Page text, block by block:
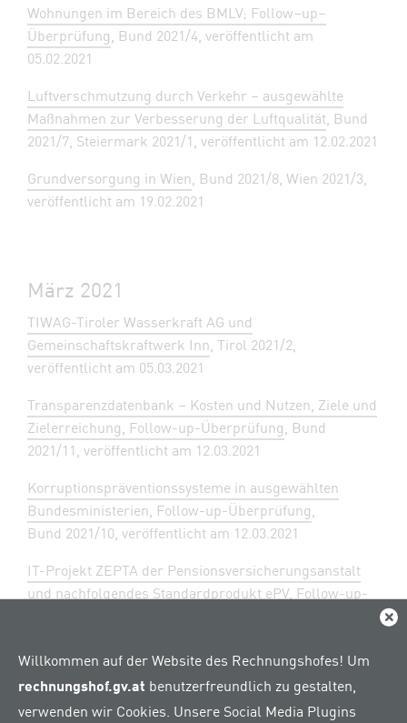
Willkommen auf der Website des Rechnungshofes! Um
rechnungshof.gv.at benutzerfreundlich zu gestalten,
verwenden wir Cookies. Unsere Social Media Plugins
Wohnungen im Bereich des BMLV; Follow–up–
Überprüfung, Bund 2021/4, veröffentlicht am
05.02.2021
Luftverschmutzung durch Verkehr – ausgewählte
Maßnahmen zur Verbesserung der Luftqualität, Bund
2021/7, Steiermark 2021/1, veröffentlicht am 12.02.2021
Grundversorgung in Wien, Bund 2021/8, Wien 2021/3,
veröffentlicht am 19.02.2021
März 2021
TIWAG-Tiroler Wasserkraft AG und
Gemeinschaftskraftwerk Inn, Tirol 2021/2,
veröffentlicht am 05.03.2021
Transparenzdatenbank – Kosten und Nutzen, Ziele und
Zielerreichung, Follow-up-Überprüfung, Bund
2021/11, veröffentlicht am 12.03.2021
Korruptionspräventionssysteme in ausgewählten
Bundesministerien, Follow-up-Überprüfung,
Bund 2021/10, veröffentlicht am 12.03.2021
IT-Projekt ZEPTA der Pensionsversicherungsanstalt
und nachfolgendes Standardprodukt ePV, Follow-up-
Generalsekretariate in den Bundesministerien
2021/12, veröffentlicht am 26.03.2021